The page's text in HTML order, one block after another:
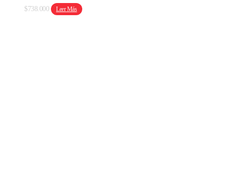
$738.000 Leer Más